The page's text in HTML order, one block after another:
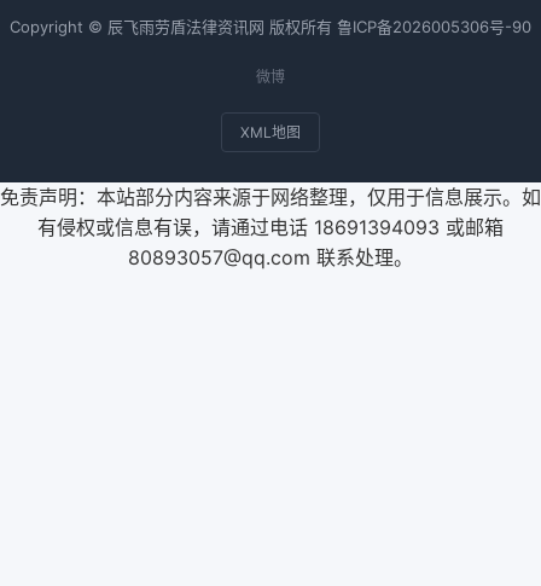
Copyright © 辰飞雨劳盾法律资讯网 版权所有 鲁ICP备2026005306号-90
微博
XML地图
免责声明：本站部分内容来源于网络整理，仅用于信息展示。如
有侵权或信息有误，请通过电话 18691394093 或邮箱
80893057@qq.com 联系处理。